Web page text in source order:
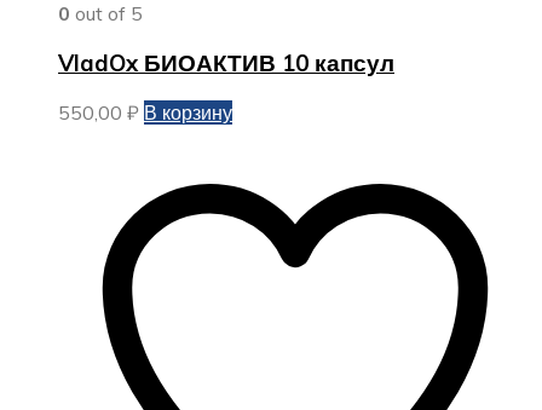
0 out of 5
VladOx БИОАКТИВ 10 капсул
550,00 ₽ В корзину